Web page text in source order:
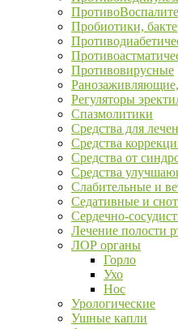
Пробиотики,
Противовирусные
Регуляторы
Спазмолитики
Средства для
Средства
Средства от
Средства
Слабительные и
Седативные и
Сердечно-
Лечение полости
ЛОР органы
Горло
Ухо
Нос
Урологические
Ушные капли